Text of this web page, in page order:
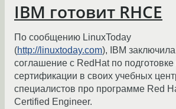
IBM готовит RHCE
По сообщению LinuxToday
(http://linuxtoday.com), IBM заключила
соглашение с RedHat по подготовке
сертификации в своих учебных
специалистов про программе Red
Certified Engineer.